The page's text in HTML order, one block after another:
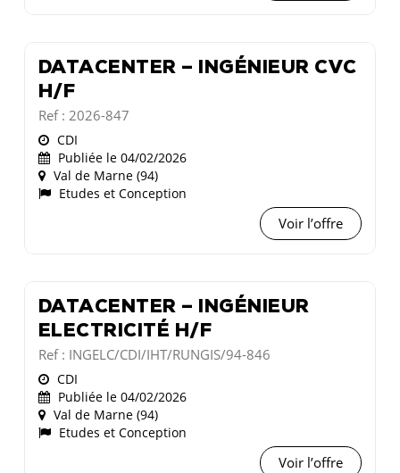
DATACENTER – INGÉNIEUR CVC
H/F
Ref : 2026-847
CDI
Publiée le 04/02/2026
Val de Marne (94)
Etudes et Conception
Voir l’offre
DATACENTER – INGÉNIEUR
ELECTRICITÉ H/F
Ref : INGELC/CDI/IHT/RUNGIS/94-846
CDI
Publiée le 04/02/2026
Val de Marne (94)
Etudes et Conception
Voir l’offre